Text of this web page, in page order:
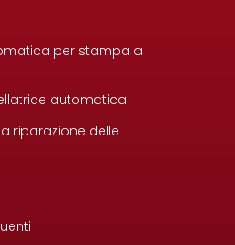
per stampa a
automatica
riparazione delle